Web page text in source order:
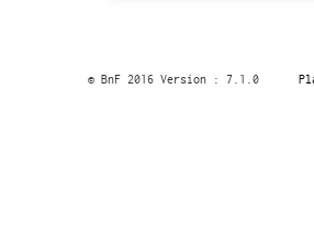
© BnF 2016 Version : 7.1.0